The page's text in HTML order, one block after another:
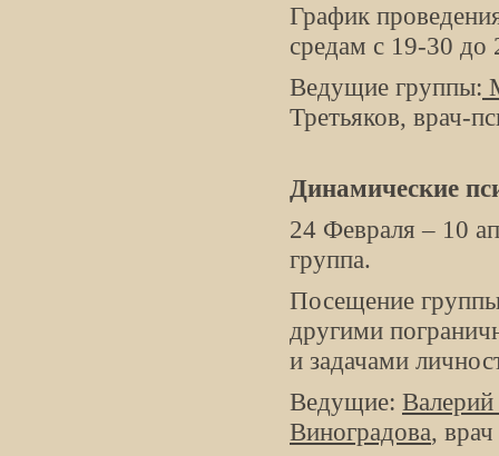
График
средам с 19-30 до
Ведущие группы:
Третьяков, врач-
Динамические
24 Февраля – 10
группа.
Посещение
другими
и задачами
Ведущие:
Виноградова, врач